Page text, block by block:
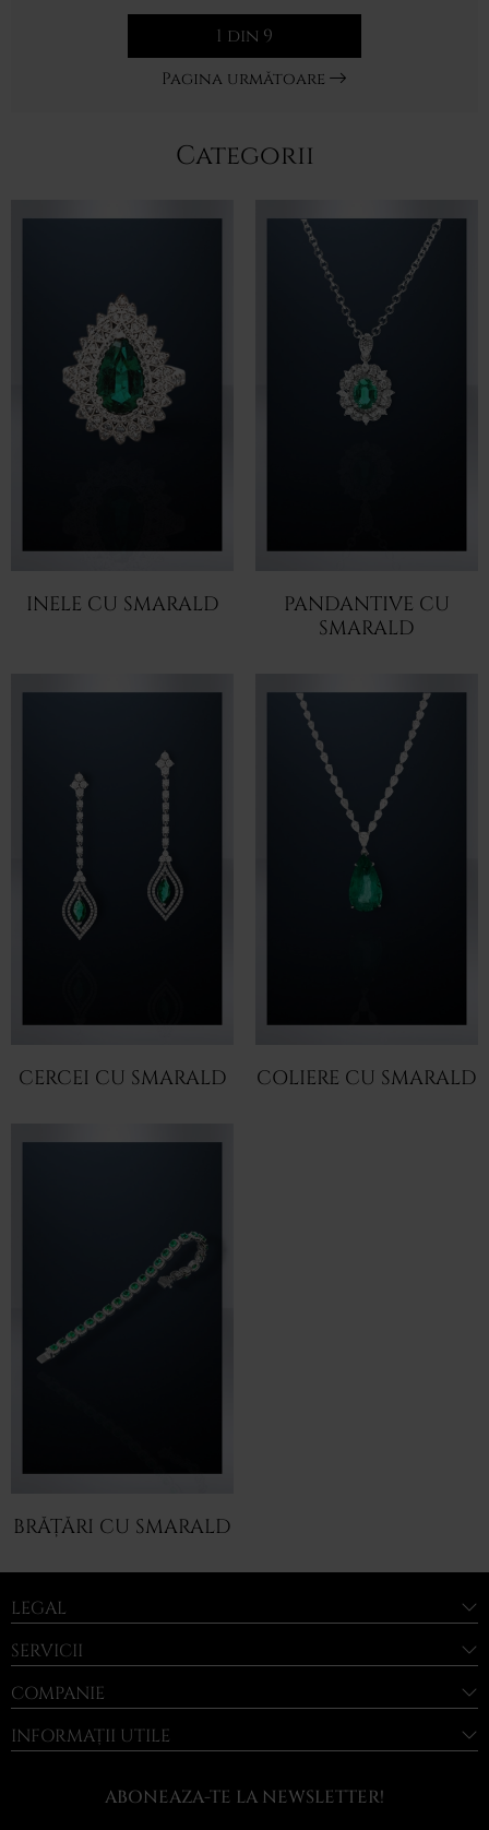
1 din 9
Pagina următoare
Categorii
INELE CU SMARALD
PANDANTIVE CU
SMARALD
CERCEI CU SMARALD COLIERE CU SMARALD
BRĂȚĂRI CU SMARALD
LEGAL
SERVICII
COMPANIE
INFORMAȚII UTILE
ABONEAZA-TE LA NEWSLETTER!